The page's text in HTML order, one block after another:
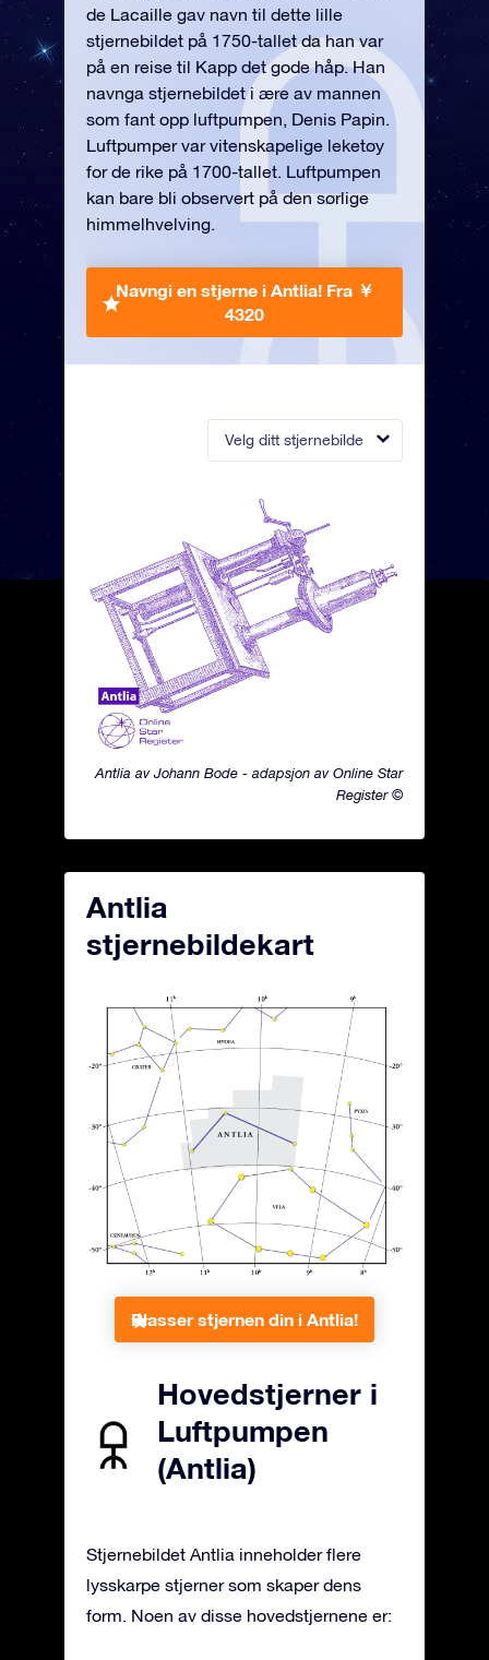
Velg ditt stjernebilde
Antlia av Johann Bode - adapsjon av Online Star
Register ©
de Lacaille gav navn til dette lille
stjernebildet på 1750-tallet da han var
på en reise til Kapp det gode håp. Han
navnga stjernebildet i ære av mannen
som fant opp luftpumpen, Denis Papin.
Luftpumper var vitenskapelige leketøy
for de rike på 1700-tallet. Luftpumpen
kan bare bli observert på den sørlige
himmelhvelving.
Navngi en stjerne i Antlia! Fra ￥
4320
Antlia
stjernebildekart
Plasser stjernen din i Antlia!
Hovedstjerner i
Luftpumpen
(Antlia)
Stjernebildet Antlia inneholder flere
lysskarpe stjerner som skaper dens
form. Noen av disse hovedstjernene er: